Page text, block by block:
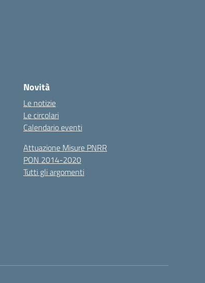
Novità
Le notizie
Le circolari
Calendario eventi
Attuazione Misure PNRR
PON 2014-2020
Tutti gli argomenti